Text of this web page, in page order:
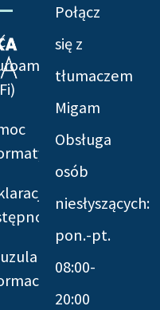
Połącz
się z
tłumaczem
Migam
Obsługa
osób
niesłyszących:
pon.-pt.
08:00-
20:00